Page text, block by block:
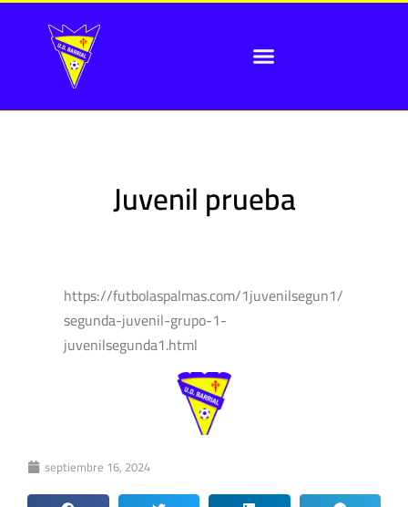
septiembre 16, 2024
Juvenil prueba
https://futbolaspalmas.com/1juvenilsegun1/
segunda-juvenil-grupo-1-
juvenilsegunda1.html